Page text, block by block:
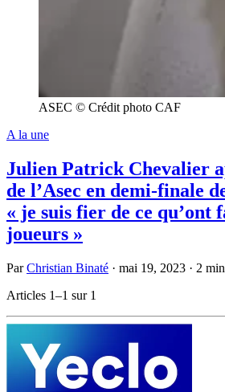
ASEC © Crédit photo CAF
A la une
Julien Patrick Chevalier
de l’Asec en demi-finale
« je suis fier de ce qu’ont
joueurs »
ParChristian Binaté · mai 19, 2023 · 2
Articles 1–1 sur 1